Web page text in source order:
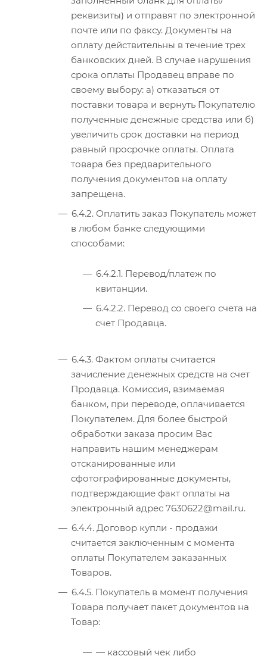
реквизиты) и отправят по электронной
почте или по факсу. Документы на
оплату действительны в течение трех
банковских дней. В случае нарушения
срока оплаты Продавец вправе по
своему выбору: а) отказаться от
поставки товара и вернуть Покупателю
полученные денежные средства или б)
увеличить срок доставки на период
равный просрочке оплаты. Оплата
товара без предварительного
получения документов на оплату
запрещена.
6.4.2. Оплатить заказ Покупатель может
в любом банке следующими
способами:
6.4.2.1. Перевод/платеж по
квитанции.
6.4.2.2. Перевод со своего счета на
счет Продавца.
6.4.3. Фактом оплаты считается
зачисление денежных средств на счет
Продавца. Комиссия, взимаемая
банком, при переводе, оплачивается
Покупателем. Для более быстрой
обработки заказа просим Вас
направить нашим менеджерам
отсканированные или
сфотографированные документы,
подтверждающие факт оплаты на
электронный адрес 7630622@mail.ru.
6.4.4. Договор купли - продажи
считается заключенным с момента
оплаты Покупателем заказанных
Товаров.
6.4.5. Покупатель в момент получения
Товара получает пакет документов на
Товар:
— кассовый чек либо